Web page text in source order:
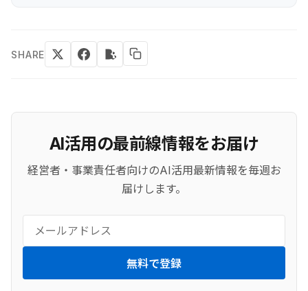
SHARE
AI活用の最前線情報をお届け
経営者・事業責任者向けのAI活用最新情報を毎週お
届けします。
無料で登録